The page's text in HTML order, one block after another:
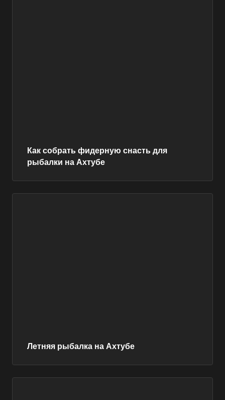
Как собрать фидерную снасть для
рыбалки на Ахтубе
Летняя рыбалка на Ахтубе